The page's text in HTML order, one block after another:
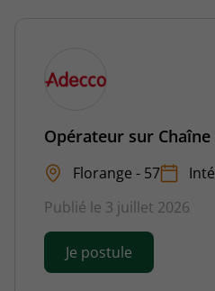
Opérateur sur
Florange - 57
Publié le 3 juillet 2026
Je postule